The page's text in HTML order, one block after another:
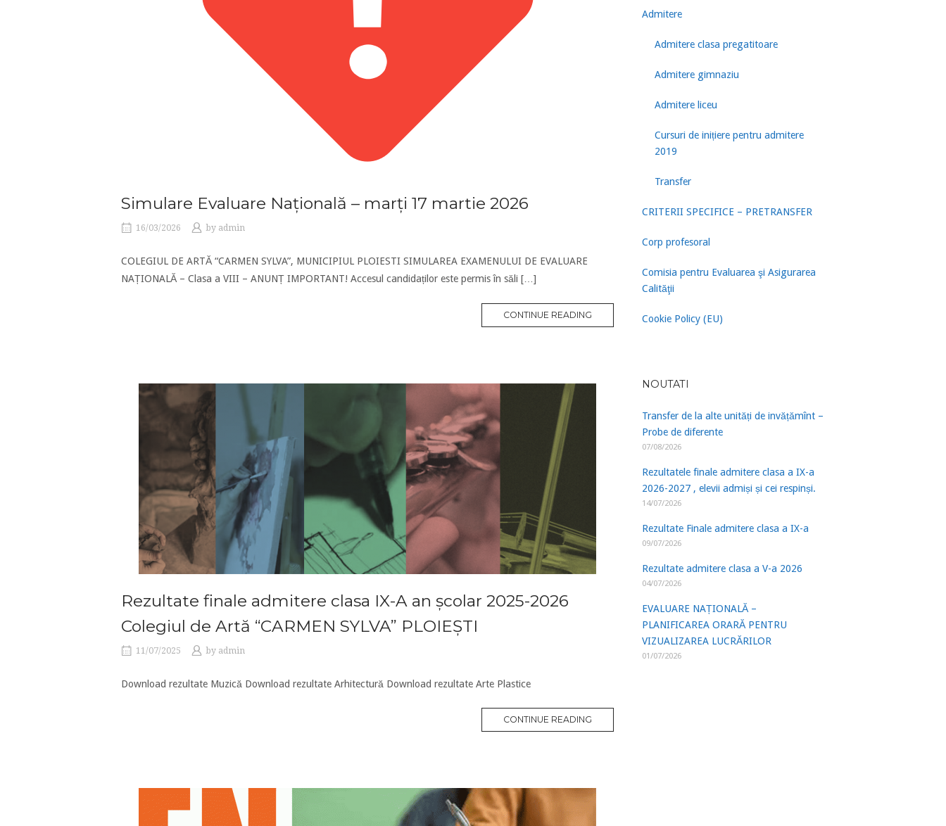
Simulare Evaluare Națională – marți 17 martie 2026
16/03/2026 by admin
COLEGIUL DE ARTĂ “CARMEN SYLVA”, MUNICIPIUL PLOIESTI SIMULAREA EXAMENULUI DE EVALUARE
NAȚIONALĂ – Clasa a VIII – ANUNȚ IMPORTANT! Accesul candidaților este permis în săli […]
CONTINUE READING
Rezultate finale admitere clasa IX-A an școlar 2025-2026
Colegiul de Artă “CARMEN SYLVA” PLOIEȘTI
11/07/2025 by admin
Download rezultate Muzică Download rezultate Arhitectură Download rezultate Arte Plastice
CONTINUE READING
Admitere
Admitere clasa pregatitoare
Admitere gimnaziu
Admitere liceu
Cursuri de inițiere pentru admitere
2019
Transfer
CRITERII SPECIFICE – PRETRANSFER
Corp profesoral
Comisia pentru Evaluarea şi Asigurarea
Calităţii
Cookie Policy (EU)
NOUTATI
Transfer de la alte unități de invățămînt –
Probe de diferente
07/08/2026
Rezultatele finale admitere clasa a IX-a
2026-2027 , elevii admiși și cei respinși.
14/07/2026
Rezultate Finale admitere clasa a IX-a
09/07/2026
Rezultate admitere clasa a V-a 2026
04/07/2026
EVALUARE NAȚIONALĂ –
PLANIFICAREA ORARĂ PENTRU
VIZUALIZAREA LUCRĂRILOR
01/07/2026